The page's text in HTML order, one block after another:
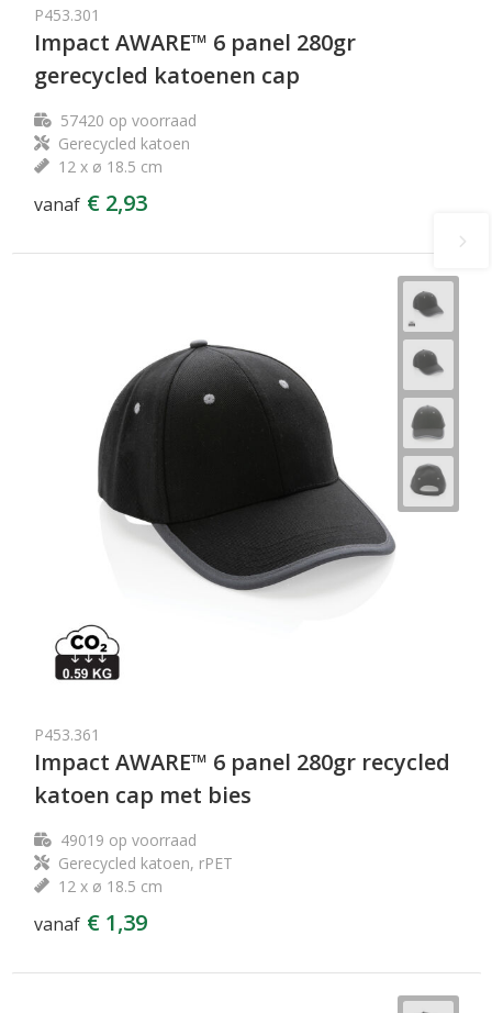
P453.301
Impact AWARE™ 6 panel 280gr
gerecycled katoenen cap
57420 op voorraad
Gerecycled katoen
12 x ø 18.5 cm
vanaf € 2,93
P453.361
Impact AWARE™ 6 panel 280gr recycled
katoen cap met bies
49019 op voorraad
Gerecycled katoen, rPET
12 x ø 18.5 cm
vanaf € 1,39